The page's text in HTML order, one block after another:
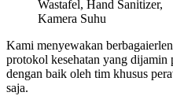
Kami menyewakan
protokol kesehatan yang dijamin
dengan baik oleh tim khusus
saja.